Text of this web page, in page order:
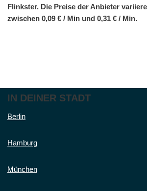
Flinkster. Die Preise der Anbieter
zwischen 0,09 € / Min und 0,31 € / Min.
IN DEINER STADT
Berlin
Hamburg
München